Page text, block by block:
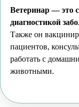
Ветеринар — это
диагностикой
Также он
пациентов,
работать с
животными.